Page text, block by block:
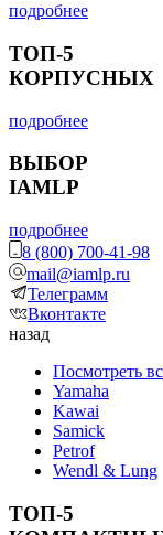
подробнее
ТОП-5
КОРПУСНЫХ
подробнее
ВЫБОР
IAMLP
подробнее
8 (800) 700-41-98
mail@iamlp.ru
Телеграмм
Вконтакте
назад
Посмотреть
Yamaha
Kawai
Samick
Petrof
Wendl & Lung
ТОП-5